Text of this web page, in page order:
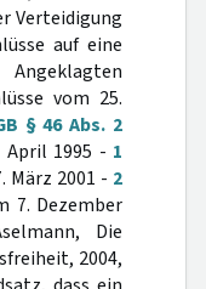
Verteidigung
auf eine
vom 25.
§ 46 Abs. 2
April 1995 - 1
März 2001 - 2
7. Dezember
Die
2004,